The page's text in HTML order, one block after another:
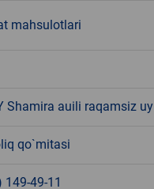
mahsulotlari
Shamira auili raqamsiz uy
qo`mitasi
149-49-11